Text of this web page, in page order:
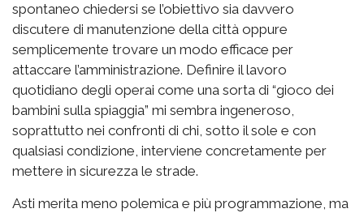
spontaneo chiedersi se l’obiettivo sia davvero
discutere di manutenzione della città oppure
semplicemente trovare un modo efficace per
attaccare l’amministrazione. Definire il lavoro
quotidiano degli operai come una sorta di “gioco dei
bambini sulla spiaggia” mi sembra ingeneroso,
soprattutto nei confronti di chi, sotto il sole e con
qualsiasi condizione, interviene concretamente per
mettere in sicurezza le strade.
Asti merita meno polemica e più programmazione, ma